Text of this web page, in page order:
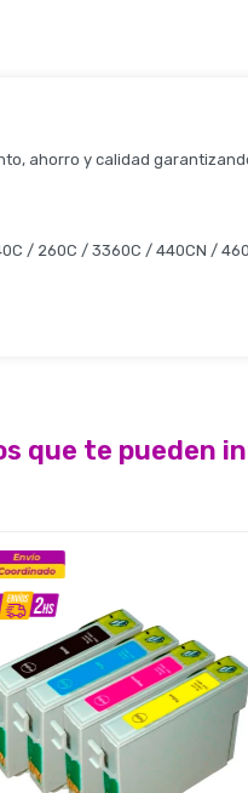
ahorro y calidad
/ 260C / 3360C / 440CN /
que te pueden